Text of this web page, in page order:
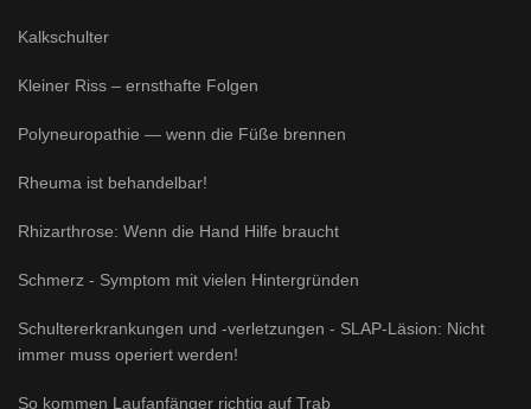
Kalkschulter
Kleiner Riss – ernsthafte Folgen
Polyneuropathie — wenn die Füße brennen
Rheuma ist behandelbar!
Rhizarthrose: Wenn die Hand Hilfe braucht
Schmerz - Symptom mit vielen Hintergründen
Schultererkrankungen und -verletzungen - SLAP-Läsion: Nicht
immer muss operiert werden!
So kommen Laufanfänger richtig auf Trab